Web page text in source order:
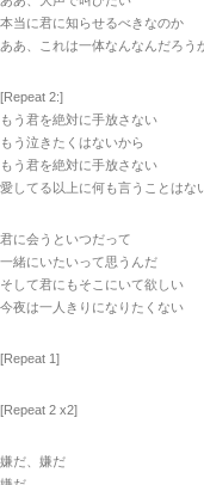
本当に君に知らせるべきなのか
ああ、これは一体なんなんだろう
[Repeat 2:]
もう君を絶対に手放さない
もう泣きたくはないから
もう君を絶対に手放さない
愛してる以上に何も言うことはな
君に会うといつだって
一緒にいたいって思うんだ
そして君にもそこにいて欲しい
今夜は一人きりになりたくない
[Repeat 1]
[Repeat 2 x2]
嫌だ、嫌だ